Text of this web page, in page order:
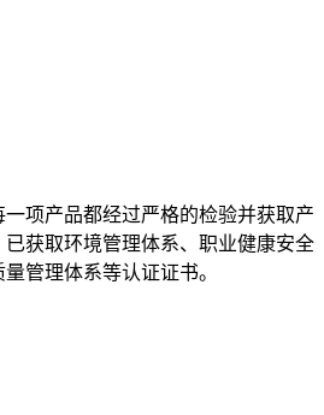
项产品都经过严格的检验并获取产
已获取环境管理体系、职业健康安全
管理体系等认证证书。